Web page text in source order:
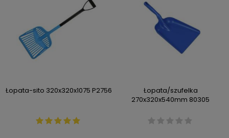
Łopata-sito 320x320x1075 P2756
Łopata/szufelka
270x320x540mm 80305